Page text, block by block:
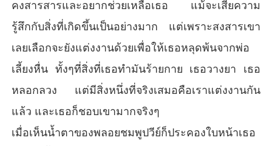
คงสารสารและอยากช่วยเหลือเธอ แม้จะเสียความ
รู้สึกกับสิ่งที่เกิดขึ้นเป็นอย่างมาก แต่เพราะสงสารเขา
เลยเลือกจะยังแต่งงานด้วยเพื่อให้เธอหลุดพ้นจากพ่อ
เลี้ยงหื่น ทั้งๆที่สิ่งที่เธอทำมันร้ายกาย เธอวางยา เธอ
หลอกลวง แต่มีสิ่งหนึ่งที่จริงเสมอคือเราแต่งงานกัน
แล้ว และเธอก็ชอบเขามากจริงๆ
เมื่อเห็นน้ำตาของพลอยชมพูปวีย์ก็ประคองใบหน้าเธอ